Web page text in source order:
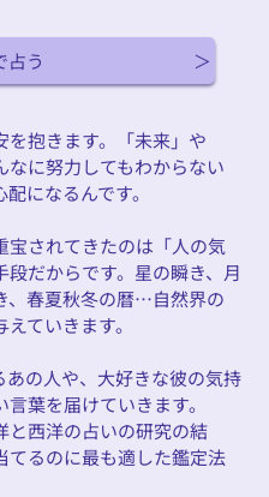
占う
を抱きます。「未来」や
に努力してもわからない
になるんです。
宝されてきたのは「人の気
だからです。星の瞬き、月
、春夏秋冬の暦…自然界の
ていきます。
の人や、大好きな彼の気持
葉を届けていきます。
と西洋の占いの研究の結
てるのに最も適した鑑定法